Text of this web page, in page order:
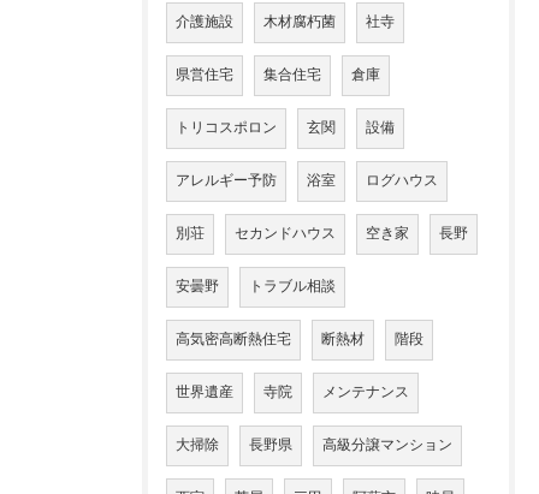
介護施設 木材腐朽菌 社寺
県営住宅 集合住宅 倉庫
トリコスポロン 玄関 設備
アレルギー予防 浴室 ログハウス
別荘 セカンドハウス 空き家 長野
安曇野 トラブル相談
高気密高断熱住宅 断熱材 階段
世界遺産 寺院 メンテナンス
大掃除 長野県 高級分譲マンション